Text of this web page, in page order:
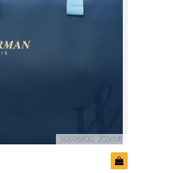
S0898800, 2056141